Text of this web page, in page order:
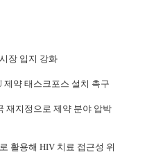
장 입지 강화
제약 태스크포스 설치 촉구
재지정으로 제약 분야 압박
활용해 HIV 치료 접근성 위